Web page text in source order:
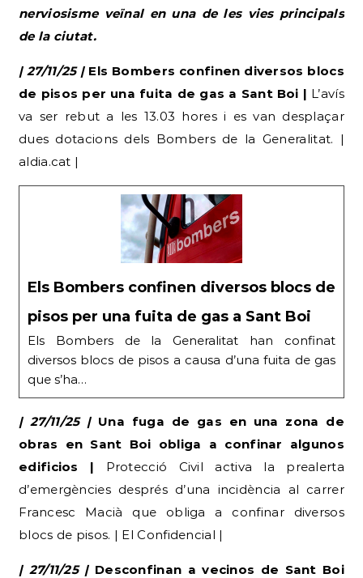
nerviosisme veïnal en una de les vies principals
de la ciutat.
| 27/11/25 |Els Bombers confinen diversos blocs
de pisos per una fuita de gas a Sant Boi | L’avís
va ser rebut a les 13.03 hores i es van desplaçar
dues dotacions dels Bombers de la Generalitat. |
aldia.cat |
Els Bombers confinen diversos blocs de
pisos per una fuita de gas a Sant Boi
Els Bombers de la Generalitat han confinat
diversos blocs de pisos a causa d’una fuita de gas
que s’ha…
| 27/11/25 |Una fuga de gas en una zona de
obras en Sant Boi obliga a confinar algunos
edificios | Protecció Civil activa la prealerta
d’emergències després d’una incidència al carrer
Francesc Macià que obliga a confinar diversos
blocs de pisos. | El Confidencial |
| 27/11/25 |Desconfinan a vecinos de Sant Boi